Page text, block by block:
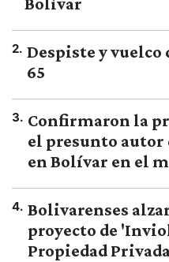
2. Despiste y vuelco
65
3. Confirmaron la
el presunto autor
en Bolívar en el
4. Bolivarenses
proyecto de
Propiedad